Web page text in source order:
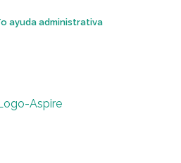
ayuda administrativa